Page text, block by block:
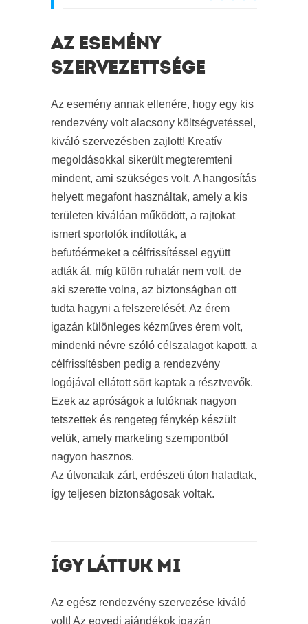
AZ ESEMÉNY
SZERVEZETTSÉGE
Az esemény annak ellenére, hogy egy kis
rendezvény volt alacsony költségvetéssel,
kiváló szervezésben zajlott! Kreatív
megoldásokkal sikerült megteremteni
mindent, ami szükséges volt. A hangosítás
helyett megafont használtak, amely a kis
területen kiválóan működött, a rajtokat
ismert sportolók indították, a
befutóérmeket a célfrissítéssel együtt
adták át, míg külön ruhatár nem volt, de
aki szerette volna, az biztonságban ott
tudta hagyni a felszerelését. Az érem
igazán különleges kézműves érem volt,
mindenki névre szóló célszalagot kapott, a
célfrissítésben pedig a rendezvény
logójával ellátott sört kaptak a résztvevők.
Ezek az apróságok a futóknak nagyon
tetszettek és rengeteg fénykép készült
velük, amely marketing szempontból
nagyon hasznos.
Az útvonalak zárt, erdészeti úton haladtak,
így teljesen biztonságosak voltak.
ÍGY LÁTTUK MI
Az egész rendezvény szervezése kiváló
volt! Az egyedi ajándékok igazán